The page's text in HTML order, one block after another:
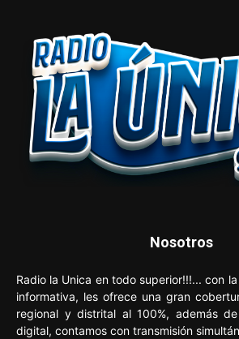
Nosotros
Radio la Unica en todo superior!!!... con
informativa, les ofrece una gran
regional y distrital al 100%, además
digital, contamos con transmisión